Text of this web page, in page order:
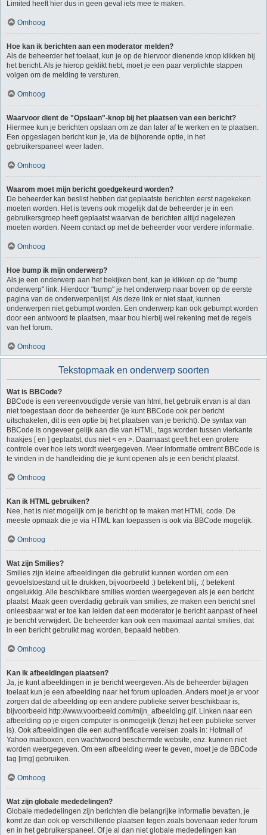
Limited heeft hier dus in geen geval iets mee te maken.
Omhoog
Hoe kan ik berichten aan een moderator melden?
Als de beheerder het toelaat, kun je op de hiervoor dienende knop klikken bij
het bericht. Als je hierop geklikt hebt, moet je een paar verplichte stappen
volgen om de melding te versturen.
Omhoog
Waarvoor dient de "Opslaan"-knop bij het plaatsen van een bericht?
Hiermee kun je berichten opslaan om ze dan later af te werken en te plaatsen.
Een opgeslagen bericht kun je, via de bijhorende optie, in het
gebruikerspaneel weer laden.
Omhoog
Waarom moet mijn bericht goedgekeurd worden?
De beheerder kan beslist hebben dat geplaatste berichten eerst nagekeken
moeten worden. Het is tevens ook mogelijk dat de beheerder je in een
gebruikersgroep heeft geplaatst waarvan de berichten altijd nagelezen
moeten worden. Neem contact op met de beheerder voor verdere informatie.
Omhoog
Hoe bump ik mijn onderwerp?
Als je een onderwerp aan het bekijken bent, kan je klikken op de "bump
onderwerp" link. Hierdoor "bump" je het onderwerp naar boven op de eerste
pagina van de onderwerpenlijst. Als deze link er niet staat, kunnen
onderwerpen niet gebumpt worden. Een onderwerp kan ook gebumpt worden
door een antwoord te plaatsen, maar hou hierbij wel rekening met de regels
van het forum.
Omhoog
Tekstopmaak en onderwerp soorten
Wat is BBCode?
BBCode is een vereenvoudigde versie van html, het gebruik ervan is al dan
niet toegestaan door de beheerder (je kunt BBCode ook per bericht
uitschakelen, dit is een optie bij het plaatsen van je bericht). De syntax van
BBCode is ongeveer gelijk aan die van HTML, tags worden tussen vierkante
haakjes [ en ] geplaatst, dus niet < en >. Daarnaast geeft het een grotere
controle over hoe iets wordt weergegeven. Meer informatie omtrent BBCode is
te vinden in de handleiding die je kunt openen als je een bericht plaatst.
Omhoog
Kan ik HTML gebruiken?
Nee, het is niet mogelijk om je bericht op te maken met HTML code. De
meeste opmaak die je via HTML kan toepassen is ook via BBCode mogelijk.
Omhoog
Wat zijn Smilies?
Smilies zijn kleine afbeeldingen die gebruikt kunnen worden om een
gevoelstoestand uit te drukken, bijvoorbeeld :) betekent blij, :( betekent
ongelukkig. Alle beschikbare smilies worden weergegeven als je een bericht
plaatst. Maak geen overdadig gebruik van smilies, ze maken een bericht snel
onleesbaar wat er toe kan leiden dat een moderator je bericht aanpast of heel
je bericht verwijdert. De beheerder kan ook een maximaal aantal smilies, dat
in een bericht gebruikt mag worden, bepaald hebben.
Omhoog
Kan ik afbeeldingen plaatsen?
Ja, je kunt afbeeldingen in je bericht weergeven. Als de beheerder bijlagen
toelaat kun je een afbeelding naar het forum uploaden. Anders moet je er voor
zorgen dat de afbeelding op een andere publieke server beschikbaar is,
bijvoorbeeld http://www.voorbeeld.com/mijn_afbeelding.gif. Linken naar een
afbeelding op je eigen computer is onmogelijk (tenzij het een publieke server
is). Ook afbeeldingen die een authentificatie vereisen zoals in: Hotmail of
Yahoo mailboxen, een wachtwoord beschermde website, enz. kunnen niet
worden weergegeven. Om een afbeelding weer te geven, moet je de BBCode
tag [img] gebruiken.
Omhoog
Wat zijn globale mededelingen?
Globale mededelingen zijn berichten die belangrijke informatie bevatten, je
komt ze dan ook op verschillende plaatsen tegen zoals bovenaan ieder forum
en in het gebruikerspaneel. Of je al dan niet globale mededelingen kan